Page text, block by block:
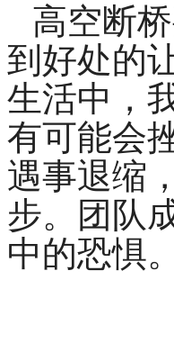
高空断
到好处的
生活中，
有可能会
遇事退缩
步。团队
中的恐惧。